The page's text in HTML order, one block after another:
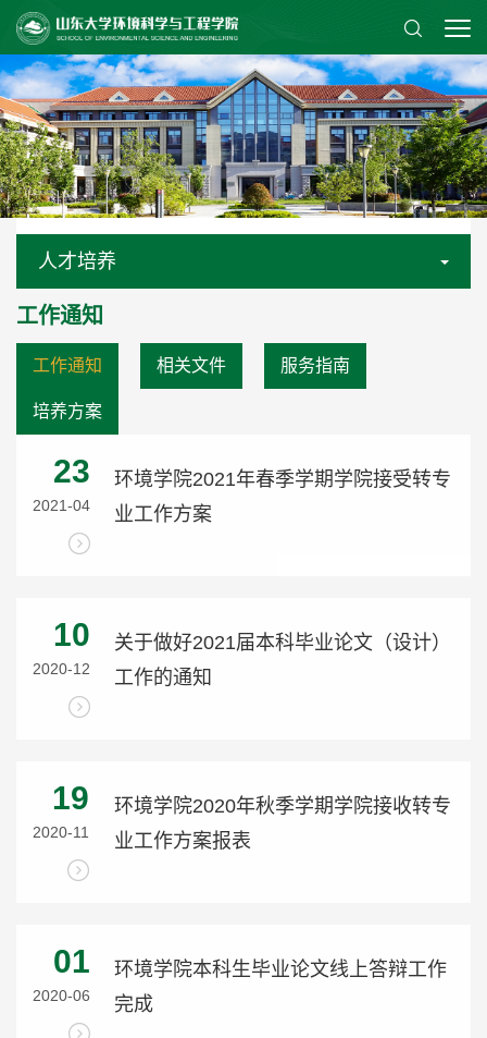
人才培养
工作通知
工作通知 相关文件 服务指南
培养方案
23
2021-04
环境学院2021年春季学期学院接受转专
业工作方案
10
2020-12
关于做好2021届本科毕业论文（设计）
工作的通知
19
2020-11
环境学院2020年秋季学期学院接收转专
业工作方案报表
01
2020-06
环境学院本科生毕业论文线上答辩工作
完成